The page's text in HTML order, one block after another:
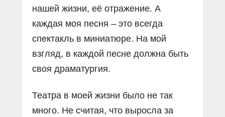
нашей жизни, её отражение. А
каждая моя песня – это всегда
спектакль в миниатюре. На мой
взгляд, в каждой песне должна быть
своя драматургия.
Театра в моей жизни было не так
много. Не считая, что выросла за